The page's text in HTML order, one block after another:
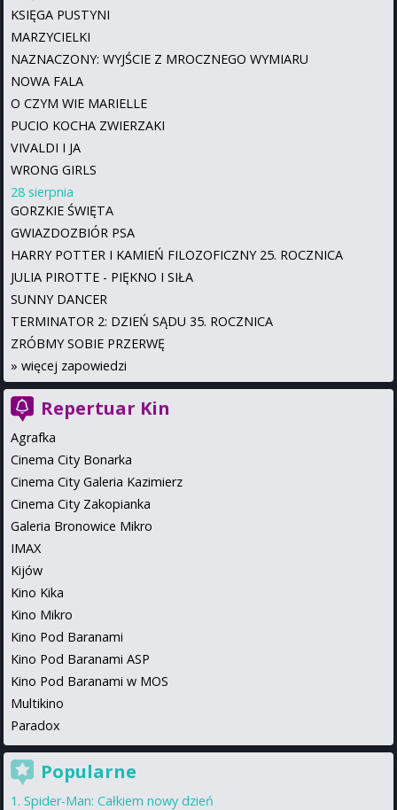
KSIĘGA PUSTYNI
MARZYCIELKI
NAZNACZONY: WYJŚCIE Z MROCZNEGO WYMIARU
NOWA FALA
O CZYM WIE MARIELLE
PUCIO KOCHA ZWIERZAKI
VIVALDI I JA
WRONG GIRLS
28 sierpnia
GORZKIE ŚWIĘTA
GWIAZDOZBIÓR PSA
HARRY POTTER I KAMIEŃ FILOZOFICZNY 25. ROCZNICA
JULIA PIROTTE - PIĘKNO I SIŁA
SUNNY DANCER
TERMINATOR 2: DZIEŃ SĄDU 35. ROCZNICA
ZRÓBMY SOBIE PRZERWĘ
» więcej zapowiedzi
Repertuar Kin
Agrafka
Cinema City Bonarka
Cinema City Galeria Kazimierz
Cinema City Zakopianka
Galeria Bronowice Mikro
IMAX
Kijów
Kino Kika
Kino Mikro
Kino Pod Baranami
Kino Pod Baranami ASP
Kino Pod Baranami w MOS
Multikino
Paradox
Popularne
Spider-Man: Całkiem nowy dzień